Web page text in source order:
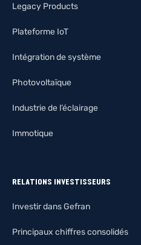
Legacy Products
Plateforme IoT
Intégration de système
Photovoltaïque
Industrie de l’éclairage
Immotique
RELATIONS INVESTISSEURS
Investir dans Gefran
Principaux chiffres consolidés